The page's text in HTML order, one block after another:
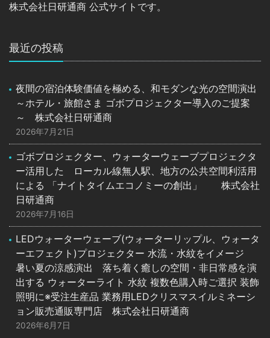
株式会社日研通商 公式サイトです。
最近の投稿
夜間の宿泊体験価値を極める、和モダンな光の空間演出
～ホテル・旅館さま ゴボプロジェクター導入のご提案
～ 株式会社日研通商
2026年7月21日
ゴボプロジェクター、ウォーターウェーブプロジェクタ
ー活用した ローカル線無人駅、地方の公共空間利活用
による 「ナイトタイムエコノミーの創出」 株式会社
日研通商
2026年7月16日
LEDウォーターウェーブ(ウォーターリップル、ウォータ
ーエフェクト)プロジェクター 水流・水紋をイメージ
暑い夏の涼感演出 落ち着く癒しの空間・非日常感を演
出する ウォーターライト 水紋 複数色購入時ご選択 装飾
照明に※受注生産品 業務用LEDクリスマスイルミネーシ
ョン販売通販専門店 株式会社日研通商
2026年6月7日